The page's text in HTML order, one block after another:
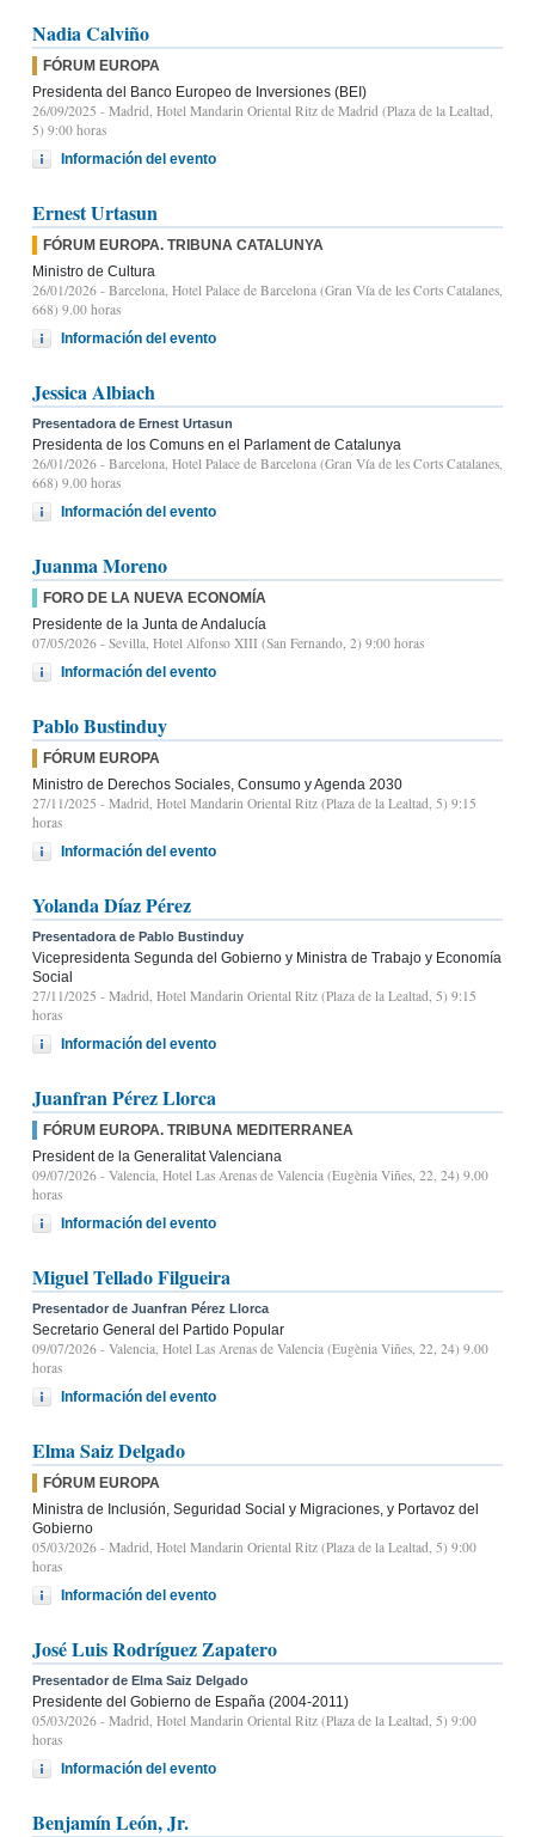
Nadia Calviño
FÓRUM EUROPA
Presidenta del Banco Europeo de Inversiones (BEI)
26/09/2025 - Madrid, Hotel Mandarin Oriental Ritz de Madrid (Plaza de la Lealtad,
5) 9:00 horas
Información del evento
Ernest Urtasun
FÓRUM EUROPA. TRIBUNA CATALUNYA
Ministro de Cultura
26/01/2026 - Barcelona, Hotel Palace de Barcelona (Gran Vía de les Corts Catalanes,
668) 9.00 horas
Información del evento
Jessica Albiach
Presentadora de Ernest Urtasun
Presidenta de los Comuns en el Parlament de Catalunya
26/01/2026 - Barcelona, Hotel Palace de Barcelona (Gran Vía de les Corts Catalanes,
668) 9.00 horas
Información del evento
Juanma Moreno
FORO DE LA NUEVA ECONOMÍA
Presidente de la Junta de Andalucía
07/05/2026 - Sevilla, Hotel Alfonso XIII (San Fernando, 2) 9:00 horas
Información del evento
Pablo Bustinduy
FÓRUM EUROPA
Ministro de Derechos Sociales, Consumo y Agenda 2030
27/11/2025 - Madrid, Hotel Mandarin Oriental Ritz (Plaza de la Lealtad, 5) 9:15
horas
Información del evento
Yolanda Díaz Pérez
Presentadora de Pablo Bustinduy
Vicepresidenta Segunda del Gobierno y Ministra de Trabajo y Economía
Social
27/11/2025 - Madrid, Hotel Mandarin Oriental Ritz (Plaza de la Lealtad, 5) 9:15
horas
Información del evento
Juanfran Pérez Llorca
FÓRUM EUROPA. TRIBUNA MEDITERRANEA
President de la Generalitat Valenciana
09/07/2026 - Valencia, Hotel Las Arenas de Valencia (Eugènia Viñes, 22, 24) 9.00
horas
Información del evento
Miguel Tellado Filgueira
Presentador de Juanfran Pérez Llorca
Secretario General del Partido Popular
09/07/2026 - Valencia, Hotel Las Arenas de Valencia (Eugènia Viñes, 22, 24) 9.00
horas
Información del evento
Elma Saiz Delgado
FÓRUM EUROPA
Ministra de Inclusión, Seguridad Social y Migraciones, y Portavoz del
Gobierno
05/03/2026 - Madrid, Hotel Mandarin Oriental Ritz (Plaza de la Lealtad, 5) 9:00
horas
Información del evento
José Luis Rodríguez Zapatero
Presentador de Elma Saiz Delgado
Presidente del Gobierno de España (2004-2011)
05/03/2026 - Madrid, Hotel Mandarin Oriental Ritz (Plaza de la Lealtad, 5) 9:00
horas
Información del evento
Benjamín León, Jr.